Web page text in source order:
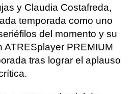
y Claudia Costafreda,
temporada como uno
del momento y su
ATRESplayer PREMIUM
tras lograr el aplauso